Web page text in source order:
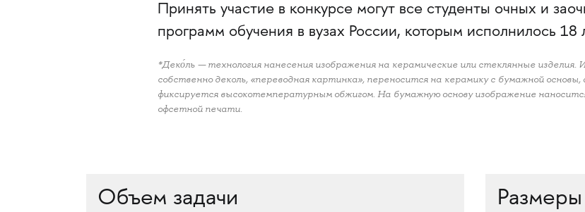
Принять участие в конкурсе могут все студенты очных и
программ обучения в вузах России, которым исполнилось 18
*Деко́ль — технология нанесения изображения на керамические или стеклянные изделия.
собственно деколь, «переводная картинка», переносится на керамику с бумажной
фиксируется высокотемпературным обжигом. На бумажную основу изображение
офсетной печати.
Объем задачи